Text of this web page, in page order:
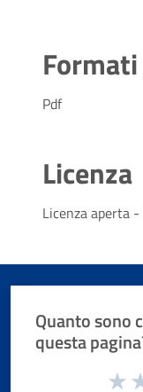
Pdf
Licenza
Licenza aperta
Quanto sono
questa
Valuta da 1 a 5